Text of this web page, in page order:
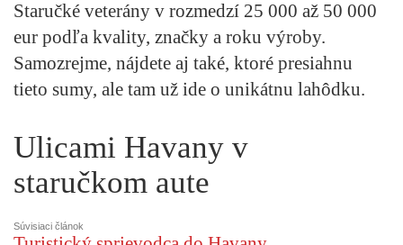
Staručké veterány v rozmedzí 25 000 až 50 000
eur podľa kvality, značky a roku výroby.
Samozrejme, nájdete aj také, ktoré presiahnu
tieto sumy, ale tam už ide o unikátnu lahôdku.
Ulicami Havany v
staručkom aute
Súvisiaci článok